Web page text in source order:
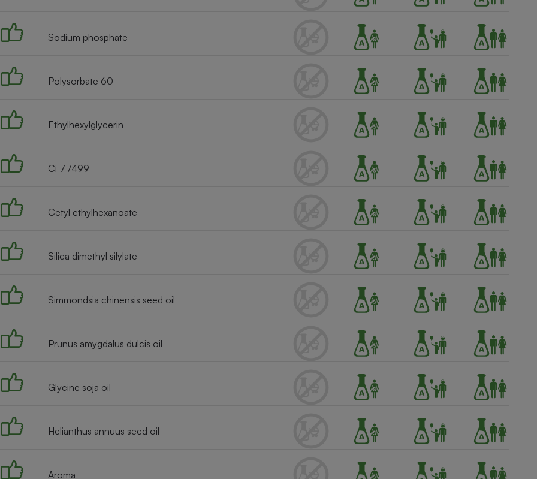
Sodium phosphate
Polysorbate 60
Ethylhexylglycerin
Ci 77499
Cetyl ethylhexanoate
Silica dimethyl silylate
Simmondsia chinensis seed oil
Prunus amygdalus dulcis oil
Glycine soja oil
Helianthus annuus seed oil
Aroma